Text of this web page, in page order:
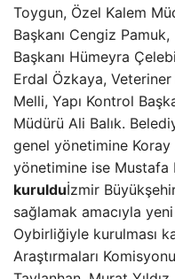
Toygun, Özel Kalem
Başkanı Cengiz
Başkanı Hümeyra
Erdal Özkaya,
Melli, Yapı Kontrol
Müdürü Ali Balık.
genel yönetimine Koray
yönetimine ise Mustafa
kurulduİzmir
sağlamak amacıyla
Oybirliğiyle kurulması
Araştırmaları